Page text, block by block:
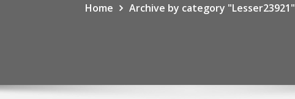
Home Archive by category "Lesser23921"